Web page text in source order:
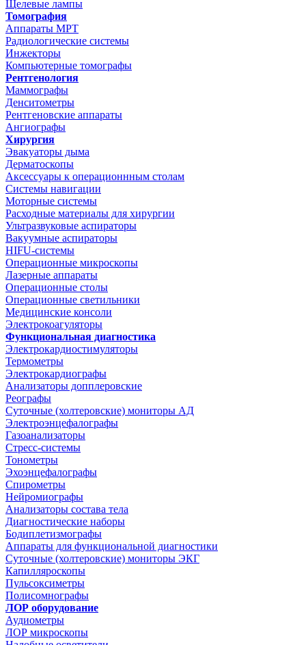
Щелевые лампы
Томография
Аппараты МРТ
Радиологические системы
Инжекторы
Компьютерные томографы
Рентгенология
Маммографы
Денситометры
Рентгеновские аппараты
Ангиографы
Хирургия
Эвакуаторы дыма
Дерматоскопы
Аксессуары к операционнным столам
Системы навигации
Моторные системы
Расходные материалы для хирургии
Ультразвуковые аспираторы
Вакуумные аспираторы
HIFU-системы
Операционные микроскопы
Лазерные аппараты
Операционные столы
Операционные светильники
Медицинские консоли
Электрокоагуляторы
Функциональная диагностика
Электрокардиостимуляторы
Термометры
Электрокардиографы
Анализаторы допплеровские
Реографы
Суточные (холтеровские) мониторы АД
Электроэнцефалографы
Газоанализаторы
Стресс-системы
Тонометры
Эхоэнцефалографы
Спирометры
Нейромиографы
Анализаторы состава тела
Диагностические наборы
Бодиплетизмографы
Аппараты для функциональной диагностики
Суточные (холтеровские) мониторы ЭКГ
Капилляроскопы
Пульсоксиметры
Полисомнографы
ЛОР оборудование
Аудиометры
ЛОР микроскопы